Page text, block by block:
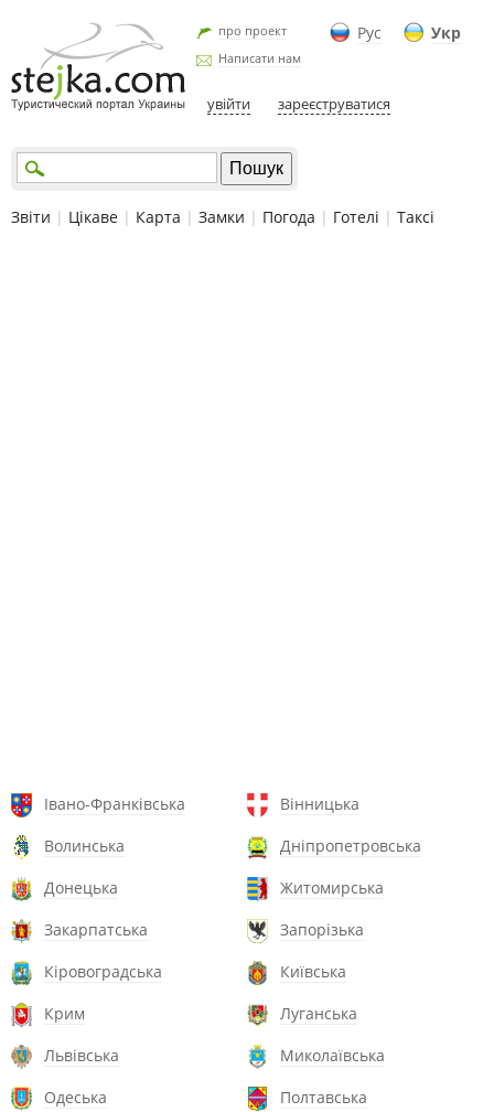
Рус Укр
про проект
Написати нам
увійти зареєструватися
Звіти | Цікаве | Карта | Замки | Погода | Готелі | Таксі
Івано-Франківська
Вінницька
Волинська
Дніпропетровська
Донецька
Житомирська
Закарпатська
Запорізька
Кіровоградська
Київська
Крим
Луганська
Львівська
Миколаївська
Одеська
Полтавська